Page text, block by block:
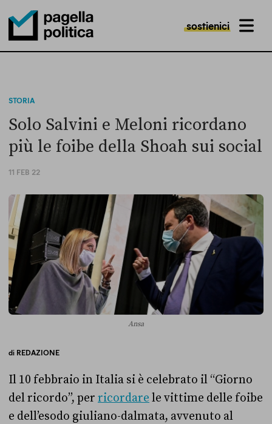
Pagella Politica Logo
sostienici MENU
STORIA
Solo Salvini e Meloni ricordano
più le foibe della Shoah sui social
11 FEB 22
Ansa
di REDAZIONE
Il 10 febbraio in Italia si è celebrato il “Giorno
del ricordo”, per ricordare le vittime delle foibe
e dell’esodo giuliano-dalmata, avvenuto al